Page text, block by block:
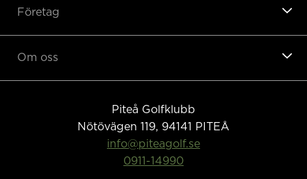
Företag
Om oss
Piteå Golfklubb
Nötövägen 119, 94141
PITEÅ
info@piteagolf.se
0911-14990